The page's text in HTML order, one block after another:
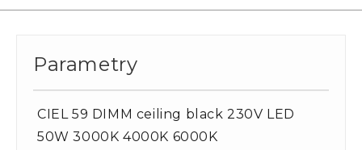
Parametry
CIEL 59 DIMM ceiling black 230V LED
50W 3000K 4000K 6000K